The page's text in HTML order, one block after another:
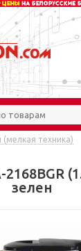
(мелкая техника)
2168BGR
зелен